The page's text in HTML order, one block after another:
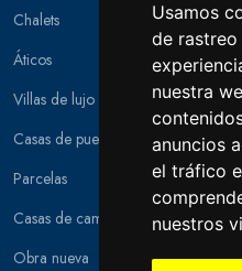
Usamos
de
nuestra
anuncios
el tráfico
nuestros
Chalets
Áticos
Villas de lujo
Casas de pueblo
Parcelas
Casas de campo
Obra nueva